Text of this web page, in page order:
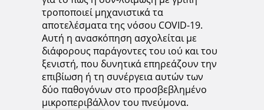
τροποποιεί μηχανιστικά τα
αποτελέσματα της νόσου COVID-19.
Αυτή η ανασκόπηση ασχολείται με
διάφορους παράγοντες του ιού και του
ξενιστή, που δυνητικά επηρεάζουν την
επιβίωση ή τη συνέργεια αυτών των
δύο παθογόνων στο προσβεβλημένο
μικροπεριβάλλον του πνεύμονα.